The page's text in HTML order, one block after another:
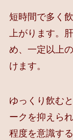
短時間で多く
上がります。
め、一定以上
けます。
ゆっくり飲む
ークを抑えら
程度を意識す